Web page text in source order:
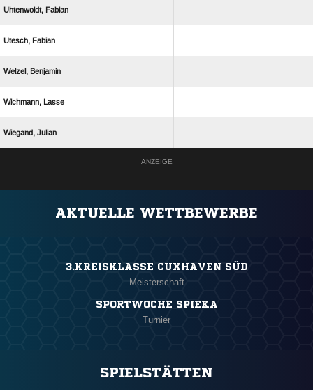
 
 
 
 
 
ANZEIGE
AKTUELLE WETTBEWERBE
3.KREISKLASSE CUXHAVEN SÜD
Meisterschaft
SPORTWOCHE SPIEKA
Turnier
SPIELSTÄTTEN